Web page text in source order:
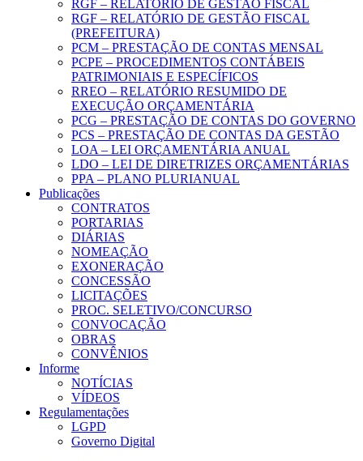
RGF – RELATÓRIO DE GESTÃO FISCAL
RGF – RELATÓRIO DE GESTÃO FISCAL
(PREFEITURA)
PCM – PRESTAÇÃO DE CONTAS MENSAL
PCPE – PROCEDIMENTOS CONTÁBEIS
PATRIMONIAIS E ESPECÍFICOS
RREO – RELATÓRIO RESUMIDO DE
EXECUÇÃO ORÇAMENTÁRIA
PCG – PRESTAÇÃO DE CONTAS DO GOVERNO
PCS – PRESTAÇÃO DE CONTAS DA GESTÃO
LOA – LEI ORÇAMENTÁRIA ANUAL
LDO – LEI DE DIRETRIZES ORÇAMENTÁRIAS
PPA – PLANO PLURIANUAL
Publicações
CONTRATOS
PORTARIAS
DIÁRIAS
NOMEAÇÃO
EXONERAÇÃO
CONCESSÃO
LICITAÇÕES
PROC. SELETIVO/CONCURSO
CONVOCAÇÃO
OBRAS
CONVÊNIOS
Informe
NOTÍCIAS
VÍDEOS
Regulamentações
LGPD
Governo Digital